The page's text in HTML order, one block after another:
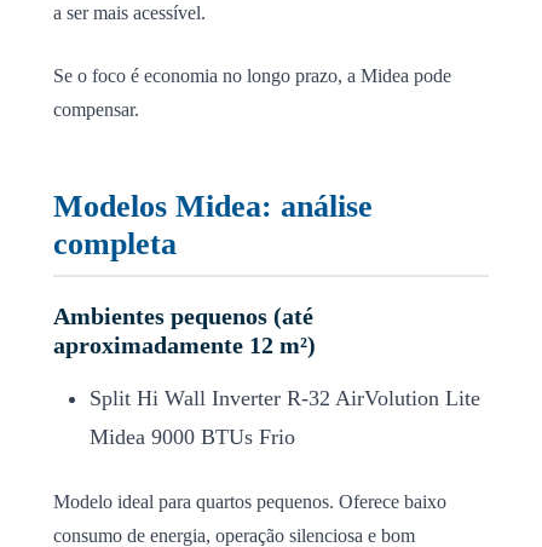
a ser mais acessível.
Se o foco é economia no longo prazo, a Midea pode
compensar.
Modelos Midea: análise
completa
Ambientes pequenos (até
aproximadamente 12 m²)
Split Hi Wall Inverter R-32 AirVolution Lite
Midea 9000 BTUs Frio
Modelo ideal para quartos pequenos. Oferece baixo
consumo de energia, operação silenciosa e bom